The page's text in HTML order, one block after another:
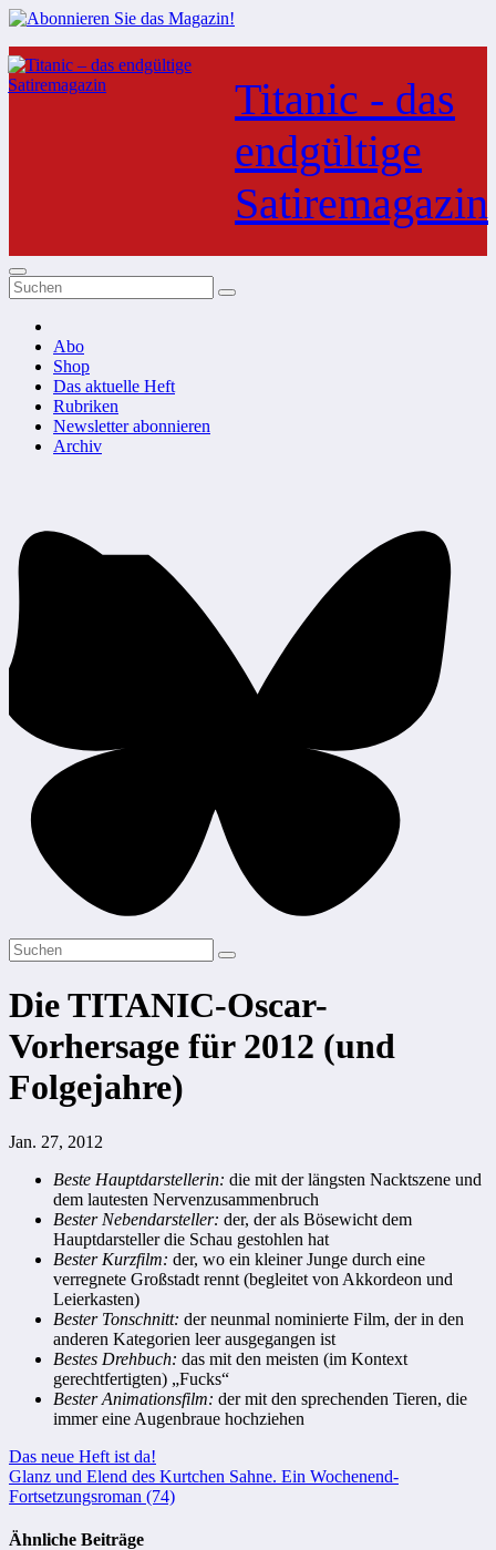
Zum
Inhalt
springen
Titanic - das
endgültige
Satiremagazin
Abo
Shop
Das aktuelle Heft
Rubriken
Newsletter abonnieren
Archiv
Die TITANIC-Oscar-
Vorhersage für 2012 (und
Folgejahre)
Jan. 27, 2012
Beste Hauptdarstellerin: die mit der längsten Nacktszene und
dem lautesten Nervenzusammenbruch
Bester Nebendarsteller: der, der als Bösewicht dem
Hauptdarsteller die Schau gestohlen hat
Bester Kurzfilm: der, wo ein kleiner Junge durch eine
verregnete Großstadt rennt (begleitet von Akkordeon und
Leierkasten)
Bester Tonschnitt: der neunmal nominierte Film, der in den
anderen Kategorien leer ausgegangen ist
Bestes Drehbuch: das mit den meisten (im Kontext
gerechtfertigten) „Fucks“
Bester Animationsfilm: der mit den sprechenden Tieren, die
immer eine Augenbraue hochziehen
Beitragsnavigation
Das neue Heft ist da!
Glanz und Elend des Kurtchen Sahne. Ein Wochenend-
Fortsetzungsroman (74)
Ähnliche Beiträge